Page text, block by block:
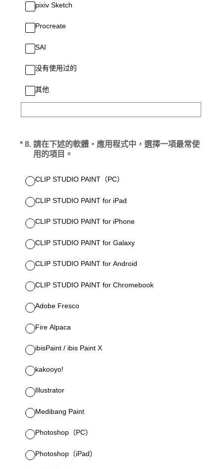
pixiv Sketch
Procreate
SAI
没有使用过的
其他
* 8. 請在下述的軟體・應用程式中，選擇一項最常使
用的項目。
(必答。)
CLIP STUDIO PAINT（PC）
CLIP STUDIO PAINT for iPad
CLIP STUDIO PAINT for iPhone
CLIP STUDIO PAINT for Galaxy
CLIP STUDIO PAINT for Android
CLIP STUDIO PAINT for Chromebook
Adobe Fresco
Fire Alpaca
ibisPaint / ibis Paint X
kakooyo!
Illustrator
Medibang Paint
Photoshop（PC）
Photoshop（iPad）